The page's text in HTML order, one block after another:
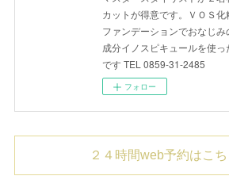
カットが得意です。ＶＯＳ
ファンデーションでおなじ
成分イノスピキュールを使
です TEL 0859-31-2485
フォロー
２４時間web予約はこ